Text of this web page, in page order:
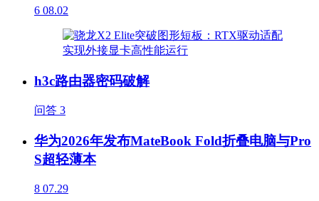
6 08.02
h3c路由器密码破解
问答 3
华为2026年发布MateBook Fold折叠电脑与Pro
S超轻薄本
8 07.29